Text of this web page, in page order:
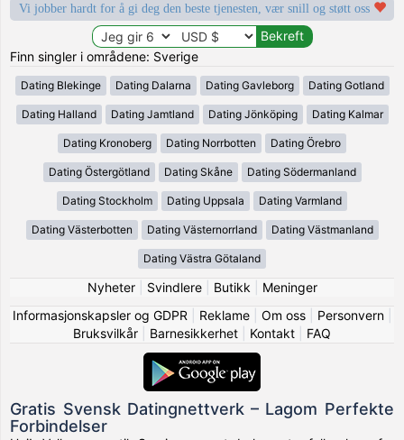
Vi jobber hardt for å gi deg den beste tjenesten, vær snill og støtt oss
Finn singler i områdene: Sverige
Dating Blekinge Dating Dalarna Dating Gavleborg Dating Gotland
Dating Halland Dating Jamtland Dating Jönköping Dating Kalmar
Dating Kronoberg Dating Norrbotten Dating Örebro
Dating Östergötland Dating Skåne Dating Södermanland
Dating Stockholm Dating Uppsala Dating Varmland
Dating Västerbotten Dating Västernorrland Dating Västmanland
Dating Västra Götaland
Nyheter| Svindlere| Butikk
Meninger
Informasjonskapsler og GDPR
Reklame| Om oss| Personvern|
Bruksvilkår
Barnesikkerhet Kontakt FAQ
Gratis Svensk Datingnettverk – Lagom Perfekte
Forbindelser